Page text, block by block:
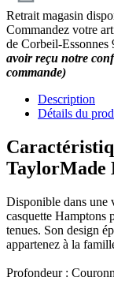
Retrait magasin
Commandez votre
de Corbeil-Essonnes
avoir reçu notre
commande)
Description
Détails du
TaylorMade
Disponible dans une
casquette Hamptons
tenues. Son design
appartenez à la
Profondeur :